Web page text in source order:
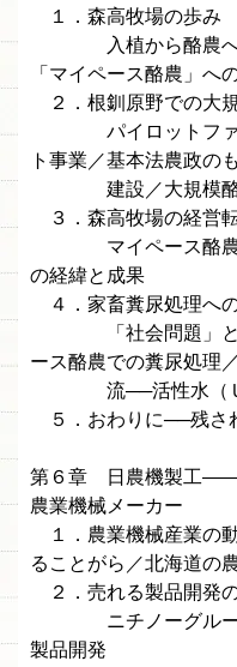
１．森高牧場の歩み
入植から酪農へ／
「マイペース酪農」へ
２．根釧原野での大
パイロットファー
ト事業／基本法農政の
建設／大規模酪
３．森高牧場の経営
マイペース酪農で
の経緯と成果
４．家畜糞尿処理へ
「社会問題」とし
ース酪農での糞尿処理
流──活性水（Ｕ
５．おわりに──残さ
第６章 日農機製工——
農業機械メーカー
１．農業機械産業の
ることがら／北海道の
２．売れる製品開発
ニチノーグループ
製品開発